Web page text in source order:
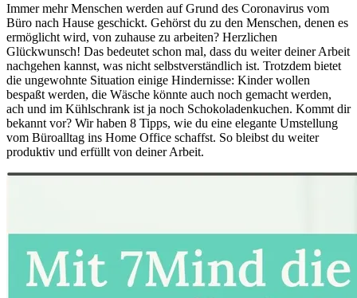
Immer mehr Menschen werden auf Grund des Coronavirus vom
Büro nach Hause geschickt. Gehörst du zu den Menschen, denen es
ermöglicht wird, von zuhause zu arbeiten? Herzlichen
Glückwunsch! Das bedeutet schon mal, dass du weiter deiner Arbeit
nachgehen kannst, was nicht selbstverständlich ist. Trotzdem bietet
die ungewohnte Situation einige Hindernisse: Kinder wollen
bespaßt werden, die Wäsche könnte auch noch gemacht werden,
ach und im Kühlschrank ist ja noch Schokoladenkuchen. Kommt dir
bekannt vor? Wir haben 8 Tipps, wie du eine elegante Umstellung
vom Büroalltag ins Home Office schaffst. So bleibst du weiter
produktiv und erfüllt von deiner Arbeit.